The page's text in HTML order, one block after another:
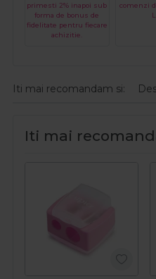
primesti 2% inapoi sub
forma de bonus de
fidelitate pentru fiecare
achizitie.
comenzi
Iti mai recomandam si:
Iti mai